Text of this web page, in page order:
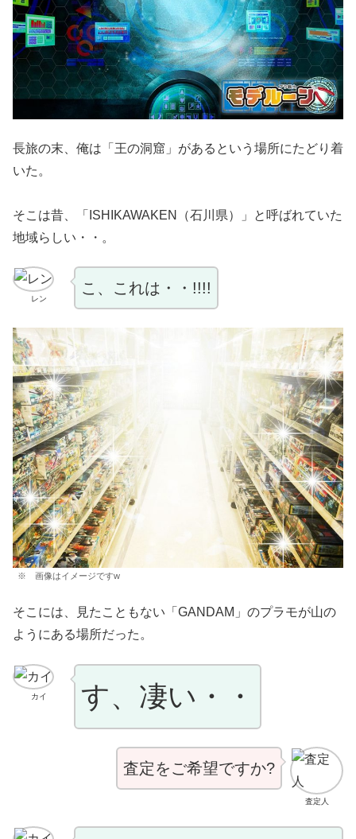
長旅の末、俺は「王の洞窟」があるという場所にたどり着
いた。
そこは昔、「ISHIKAWAKEN（石川県）」と呼ばれていた
地域らしい・・。
レン
こ、これは・・!!!!
※ 画像はイメージですw
そこには、見たこともない「GANDAM」のプラモが山の
ようにある場所だった。
カイ す、凄い・・
査定人
査定をご希望ですか?